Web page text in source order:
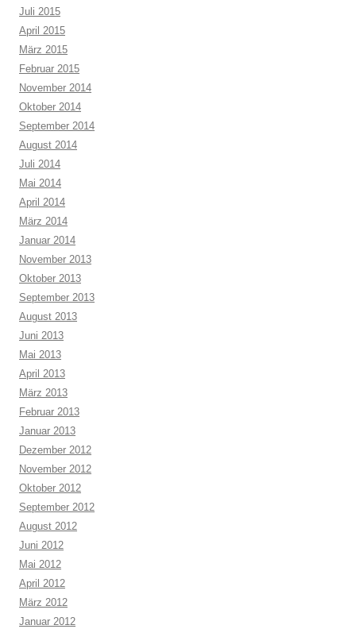
Juli 2015
April 2015
März 2015
Februar 2015
November 2014
Oktober 2014
September 2014
August 2014
Juli 2014
Mai 2014
April 2014
März 2014
Januar 2014
November 2013
Oktober 2013
September 2013
August 2013
Juni 2013
Mai 2013
April 2013
März 2013
Februar 2013
Januar 2013
Dezember 2012
November 2012
Oktober 2012
September 2012
August 2012
Juni 2012
Mai 2012
April 2012
März 2012
Januar 2012